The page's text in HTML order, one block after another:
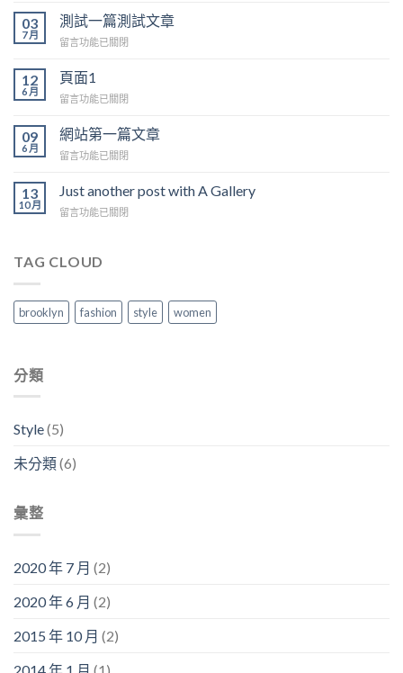
是
2
篇
試
文
03
7 月
測試一篇測試文章
在
試
一
篇
試
文
留言功能已關閉
12
6 月
頁面1
在
面
1〉
中
留言功能已關閉
09
6 月
網站第一篇文章
在
站
一
章〉
留言功能已關閉
13
10 月
Just another post with A Gallery
在
post
Gallery〉
中
留言功能已關閉
TAG CLOUD
brooklyn fashion style women
分類
Style(5)
未分類(6)
彙整
2020 年 7 月 (2)
2020 年 6 月 (2)
2015 年 10 月 (2)